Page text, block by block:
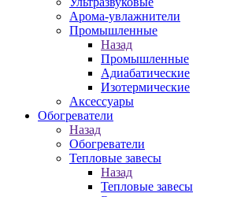
Арома-увлажнители
Промышленныe
Назад
Промышленныe
Адиабатические
Изотермические
Аксессуары
Обогреватели
Назад
Обогреватели
Тепловые завесы
Назад
Тепловые завесы